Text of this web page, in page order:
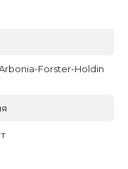
Forster-Holdin